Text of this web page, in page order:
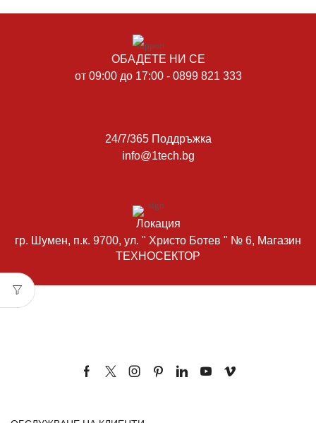
ОБАДЕТЕ НИ СЕ
от 09:00 до 17:00 - 0899 821 333
24/7/365 Поддръжка
info@1tech.bg
Локация
гр. Шумен, п.к. 9700, ул. " Христо Ботев " № 6, Магазин
ТЕХНОСЕКТОР